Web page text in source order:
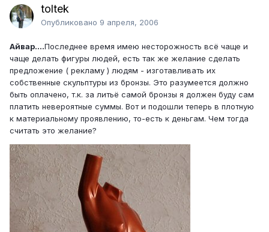
toltek
Опубликовано 9 апреля, 2006
Айвар....Последнее время имею несторожность всё чаще и
чаще делать фигуры людей, есть так же желание сделать
предложение ( рекламу ) людям - изготавливать их
собственные скульптуры из бронзы. Это разумеется должно
быть оплачено, т.к. за литьё самой бронзы я должен буду сам
платить невероятные суммы. Вот и подошли теперь в плотную
к материальному проявлению, то-есть к деньгам. Чем тогда
считать это желание?